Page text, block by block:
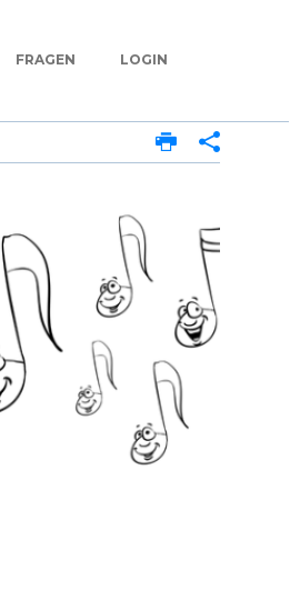
FRAGEN LOGIN